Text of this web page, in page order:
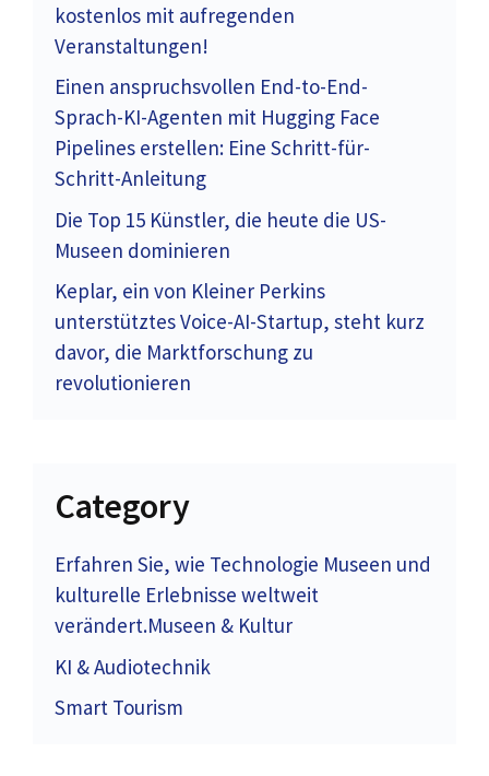
kostenlos mit aufregenden
Veranstaltungen!
Einen anspruchsvollen End-to-End-
Sprach-KI-Agenten mit Hugging Face
Pipelines erstellen: Eine Schritt-für-
Schritt-Anleitung
Die Top 15 Künstler, die heute die US-
Museen dominieren
Keplar, ein von Kleiner Perkins
unterstütztes Voice-AI-Startup, steht kurz
davor, die Marktforschung zu
revolutionieren
Category
Erfahren Sie, wie Technologie Museen und
kulturelle Erlebnisse weltweit
verändert.Museen & Kultur
KI & Audiotechnik
Smart Tourism